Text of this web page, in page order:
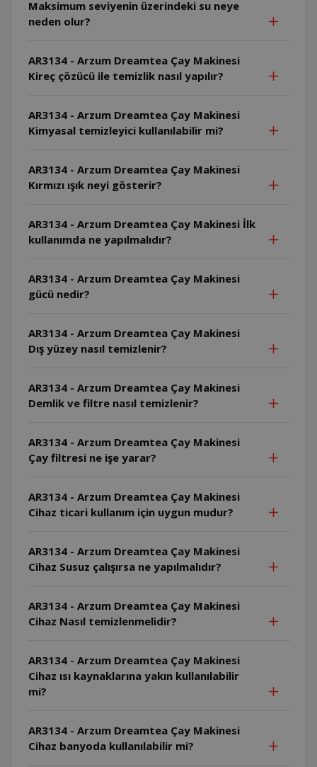
Maksimum seviyenin üzerindeki su neye
neden olur?
AR3134 - Arzum Dreamtea Çay Makinesi
Kireç çözücü ile temizlik nasıl yapılır?
AR3134 - Arzum Dreamtea Çay Makinesi
Kimyasal temizleyici kullanılabilir mi?
AR3134 - Arzum Dreamtea Çay Makinesi
Kırmızı ışık neyi gösterir?
AR3134 - Arzum Dreamtea Çay Makinesi İlk
kullanımda ne yapılmalıdır?
AR3134 - Arzum Dreamtea Çay Makinesi
gücü nedir?
AR3134 - Arzum Dreamtea Çay Makinesi
Dış yüzey nasıl temizlenir?
AR3134 - Arzum Dreamtea Çay Makinesi
Demlik ve filtre nasıl temizlenir?
AR3134 - Arzum Dreamtea Çay Makinesi
Çay filtresi ne işe yarar?
AR3134 - Arzum Dreamtea Çay Makinesi
Cihaz ticari kullanım için uygun mudur?
AR3134 - Arzum Dreamtea Çay Makinesi
Cihaz Susuz çalışırsa ne yapılmalıdır?
AR3134 - Arzum Dreamtea Çay Makinesi
Cihaz Nasıl temizlenmelidir?
AR3134 - Arzum Dreamtea Çay Makinesi
Cihaz ısı kaynaklarına yakın kullanılabilir
mi?
AR3134 - Arzum Dreamtea Çay Makinesi
Cihaz banyoda kullanılabilir mi?